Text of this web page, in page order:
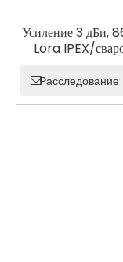
Усиление 3 дБи,
Lora IPEX/
разъем,
Расследование